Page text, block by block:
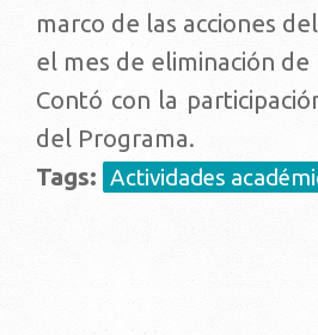
marco de las acciones
el mes de eliminación
Contó con la
del Programa.
Tags: Actividades